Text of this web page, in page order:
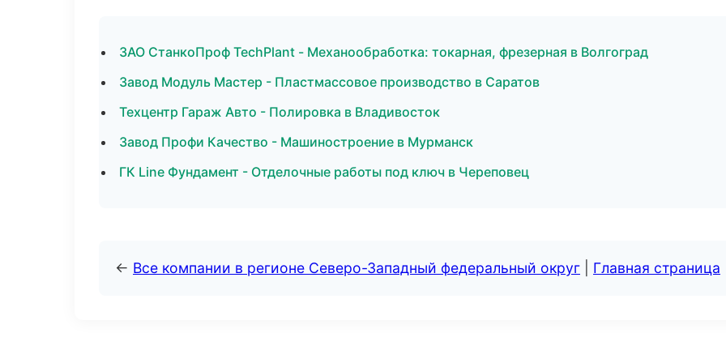
ЗАО СтанкоПроф TechPlant - Механообработка: токарная, фрезерная в Волгоград
Завод Модуль Мастер - Пластмассовое производство в Саратов
Техцентр Гараж Авто - Полировка в Владивосток
Завод Профи Качество - Машиностроение в Мурманск
ГК Line Фундамент - Отделочные работы под ключ в Череповец
← Все компании в регионе Северо-Западный федеральный округ Главная страница